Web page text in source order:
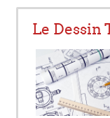
Le Dessin